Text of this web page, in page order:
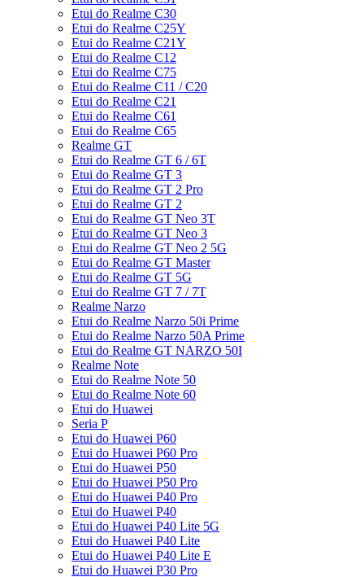
Etui do Realme C30
Etui do Realme C25Y
Etui do Realme C21Y
Etui do Realme C12
Etui do Realme C75
Etui do Realme C11 / C20
Etui do Realme C21
Etui do Realme C61
Etui do Realme C65
Realme GT
Etui do Realme GT 6 / 6T
Etui do Realme GT 3
Etui do Realme GT 2 Pro
Etui do Realme GT 2
Etui do Realme GT Neo 3T
Etui do Realme GT Neo 3
Etui do Realme GT Neo 2 5G
Etui do Realme GT Master
Etui do Realme GT 5G
Etui do Realme GT 7 / 7T
Realme Narzo
Etui do Realme Narzo 50i Prime
Etui do Realme Narzo 50A Prime
Etui do Realme GT NARZO 50I
Realme Note
Etui do Realme Note 50
Etui do Realme Note 60
Etui do Huawei
Seria P
Etui do Huawei P60
Etui do Huawei P60 Pro
Etui do Huawei P50
Etui do Huawei P50 Pro
Etui do Huawei P40 Pro
Etui do Huawei P40
Etui do Huawei P40 Lite 5G
Etui do Huawei P40 Lite
Etui do Huawei P40 Lite E
Etui do Huawei P30 Pro